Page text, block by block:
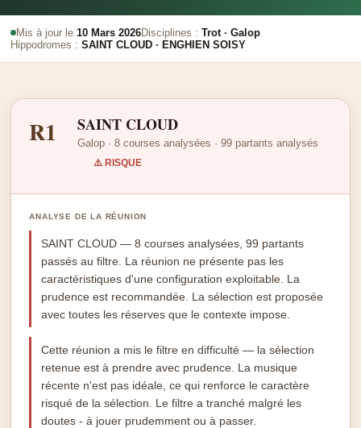
Mis à jour le10 Mars 2026Disciplines :Trot · Galop
Hippodromes :SAINT CLOUD · ENGHIEN SOISY
R1 SAINT CLOUD
Galop · 8 courses analysées · 99 partants analysés
⚠️ RISQUE
ANALYSE DE LA RÉUNION
SAINT CLOUD — 8 courses analysées, 99 partants
passés au filtre. La réunion ne présente pas les
caractéristiques d'une configuration exploitable. La
prudence est recommandée. La sélection est proposée
avec toutes les réserves que le contexte impose.
Cette réunion a mis le filtre en difficulté — la sélection
retenue est à prendre avec prudence. La musique
récente n'est pas idéale, ce qui renforce le caractère
risqué de la sélection. Le filtre a tranché malgré les
doutes - à jouer prudemment ou à passer.